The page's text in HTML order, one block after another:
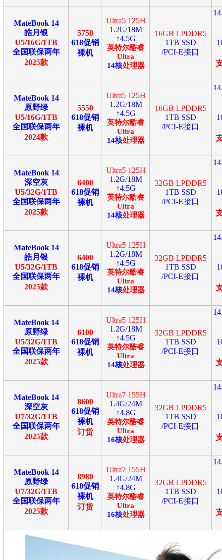
MateBook 14
皓月银
U5/16G/1TB
全国联保两年
2025款
5750
618促销
裸机
Ultra5 125H
1.2G/18M
↑4.5G
英特尔酷睿
Ultra
14核处理器
16GB LPDDR5
1TB SSD
/PCI-E接口
MateBook 14
原野绿
U5/16G/1TB
全国联保两年
2024款
5550
618促销
裸机
Ultra5 125H
1.2G/18M
↑4.5G
英特尔酷睿
Ultra
14核处理器
16GB LPDDR5
1TB SSD
/PCI-E接口
MateBook 14
深空灰
U5/32G/1TB
全国联保两年
2025款
6400
618促销
裸机
Ultra5 125H
1.2G/18M
↑4.5G
英特尔酷睿
Ultra
14核处理器
32GB LPDDR5
1TB SSD
/PCI-E接口
MateBook 14
皓月银
U5/32G/1TB
全国联保两年
2025款
6400
618促销
裸机
Ultra5 125H
1.2G/18M
↑4.5G
英特尔酷睿
Ultra
14核处理器
32GB LPDDR5
1TB SSD
/PCI-E接口
MateBook 14
原野绿
U5/32G/1TB
全国联保两年
2025款
6100
618促销
裸机
Ultra5 125H
1.2G/18M
↑4.5G
英特尔酷睿
Ultra
14核处理器
32GB LPDDR5
1TB SSD
/PCI-E接口
MateBook 14
深空灰
U7/32G/1TB
全国联保两年
2025款
8600
618促销
裸机
订货
Ultra7 155H
1.4G/24M
↑4.8G
英特尔酷睿
Ultra
16核处理器
32GB LPDDR5
1TB SSD
/PCI-E接口
MateBook 14
原野绿
U7/32G/1TB
全国联保两年
2025款
8980
618促销
裸机
订货
Ultra7 155H
1.4G/24M
↑4.8G
英特尔酷睿
Ultra
16核处理器
32GB LPDDR5
1TB SSD
/PCI-E接口